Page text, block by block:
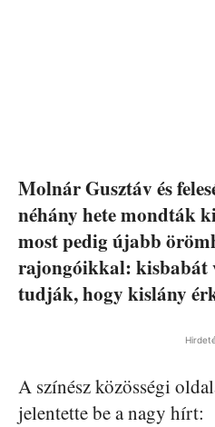
Molnár Gusztáv és
néhány hete mondták
most pedig újabb
rajongóikkal: kisbabát
tudják, hogy kislány
A színész közösségi
jelentette be a nagy hírt: